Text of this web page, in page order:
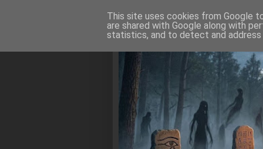
This site uses cookies from Google
are shared with Google along with
statistics, and to detect and address